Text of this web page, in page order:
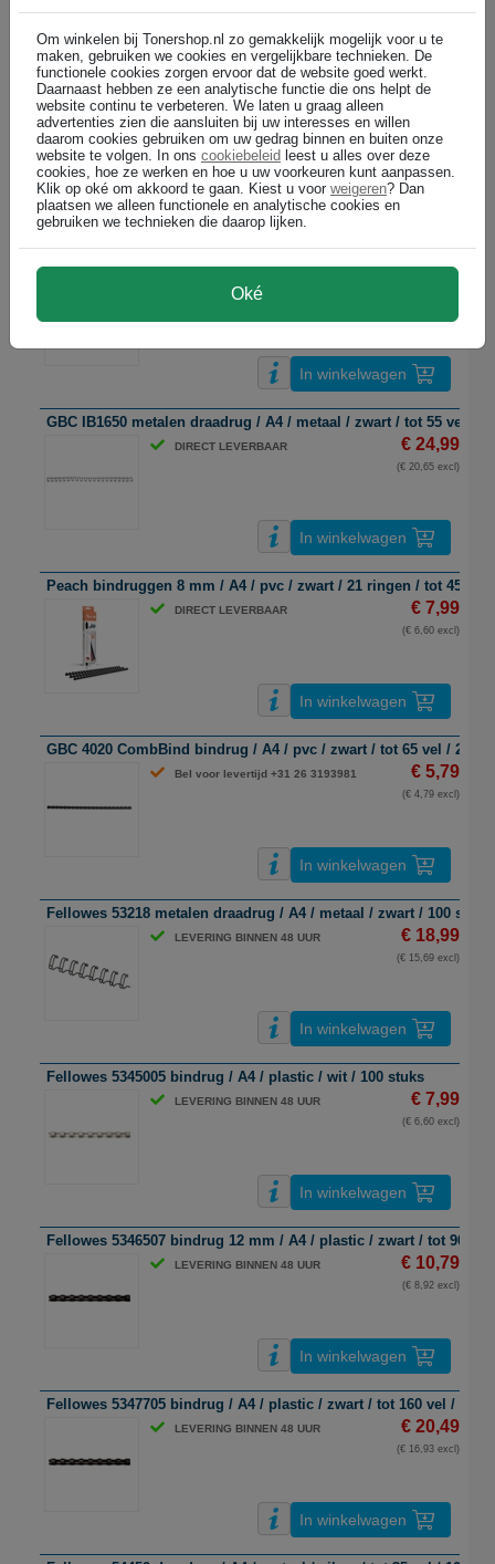
In winkelwagen
GBC RG810470 metalen draadrug / A4 / metaal / wit / tot 55 vel /
DIRECT LEVERBAAR € 16,99
(€ 14,04 excl)
In winkelwagen
In winkelwagen
GBC IB1650 metalen draadrug / A4 / metaal / zwart / tot 55 vel /
DIRECT LEVERBAAR € 24,99
(€ 20,65 excl)
In winkelwagen
Peach bindruggen 8 mm / A4 / pvc / zwart / 21 ringen / tot 45 vel
DIRECT LEVERBAAR € 7,99
(€ 6,60 excl)
In winkelwagen
GBC 4020 CombBind bindrug / A4 / pvc / zwart / tot 65 vel / 25
Bel voor levertijd +31 26 3193981 € 5,79
(€ 4,79 excl)
In winkelwagen
Fellowes 53218 metalen draadrug / A4 / metaal / zwart / 100 stuks
LEVERING BINNEN 48 UUR € 18,99
(€ 15,69 excl)
In winkelwagen
Fellowes 5345005 bindrug / A4 / plastic / wit / 100 stuks
LEVERING BINNEN 48 UUR € 7,99
(€ 6,60 excl)
In winkelwagen
Fellowes 5346507 bindrug 12 mm / A4 / plastic / zwart / tot 90 vel
LEVERING BINNEN 48 UUR € 10,79
(€ 8,92 excl)
In winkelwagen
Fellowes 5347705 bindrug / A4 / plastic / zwart / tot 160 vel / 100
LEVERING BINNEN 48 UUR € 20,49
(€ 16,93 excl)
In winkelwagen
Om winkelen bij Tonershop.nl zo gemakkelijk mogelijk voor u te
maken, gebruiken we cookies en vergelijkbare technieken. De
functionele cookies zorgen ervoor dat de website goed werkt.
Daarnaast hebben ze een analytische functie die ons helpt de
website continu te verbeteren. We laten u graag alleen
advertenties zien die aansluiten bij uw interesses en willen
daarom cookies gebruiken om uw gedrag binnen en buiten onze
website te volgen. In ons cookiebeleid leest u alles over deze
cookies, hoe ze werken en hoe u uw voorkeuren kunt aanpassen.
Klik op oké om akkoord te gaan. Kiest u voor weigeren? Dan
plaatsen we alleen functionele en analytische cookies en
gebruiken we technieken die daarop lijken.
Oké